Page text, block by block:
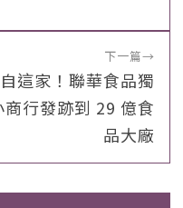
下一篇→
這家！聯華食品獨
行發跡到 29 億食
品大廠